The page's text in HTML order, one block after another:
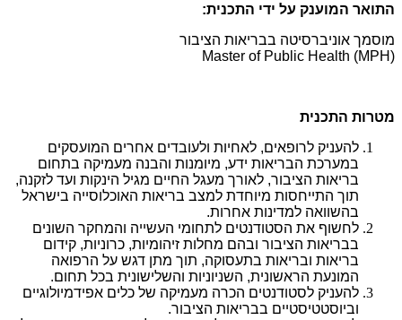
התואר המוענק על ידי התכנית:
מוסמך אוניברסיטה בבריאות הציבור
(Master of Public Health (MPH
מטרות התכנית
להעניק לרופאים, לאחיות ולעובדים אחרים המועסקים
במערכת הבריאות ידע, מיומנות והבנה מעמיקה בתחום
בריאות הציבור, לאורך מעגל החיים מגיל הינקות ועד לזקנה,
תוך התייחסות מיוחדת למצב בריאות האוכלוסייה בישראל
בהשוואה למדינות אחרות.
לחשוף את הסטודנטים לתחומי העשייה והמחקר השונים
בבריאות הציבור ובהם מחלות זיהומיות, כרוניות, קידום
בריאות ובריאות בתעסוקה, תוך מתן דגש על הרפואה
המונעת הראשונית, השניוניות והשלישונית בכל תחום.
להעניק לסטודנטים הכרה מעמיקה של כלים אפידמיולוגיים
וביוסטטיסטיים בבריאות הציבור.